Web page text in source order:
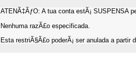
ATENÃ‡ÃƒO: A tua conta estÃ¡ SUSPENSA
Nenhuma razÃ£o especificada.
Esta restriÃ§Ã£o poderÃ¡ ser anulada a partir